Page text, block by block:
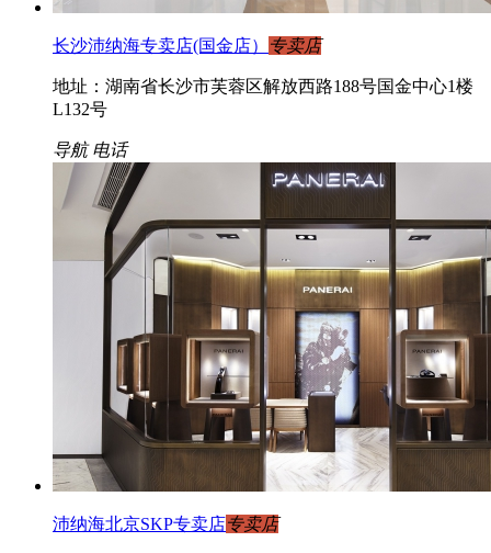
长沙沛纳海专卖店(国金店） 专卖店
地址：湖南省长沙市芙蓉区解放西路188号国金中心1楼
L132号
导航 电话
沛纳海北京SKP专卖店专卖店